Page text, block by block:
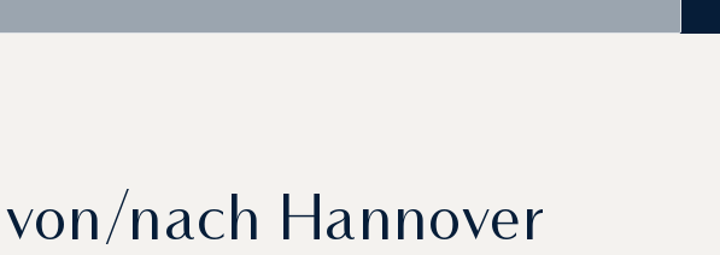
nach Hannover